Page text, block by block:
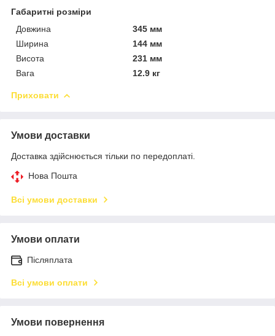
Габаритні розміри
Довжина
345 мм
Ширина
144 мм
Висота
231 мм
Вага
12.9 кг
Приховати
Умови доставки
Доставка здійснюється тільки по передоплаті.
Нова Пошта
Всі умови доставки
Умови оплати
Післяплата
Всі умови оплати
Умови повернення